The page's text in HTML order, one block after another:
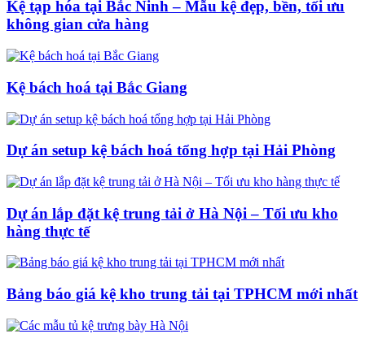
Kệ tạp hóa tại Bắc Ninh – Mẫu kệ đẹp, bền, tối ưu
không gian cửa hàng
Kệ bách hoá tại Bắc Giang
Dự án setup kệ bách hoá tổng hợp tại Hải Phòng
Dự án lắp đặt kệ trung tải ở Hà Nội – Tối ưu kho
hàng thực tế
Bảng báo giá kệ kho trung tải tại TPHCM mới nhất